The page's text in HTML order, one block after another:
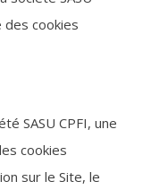
des cookies
SASU CPFI, une
cookies
sur le Site, le